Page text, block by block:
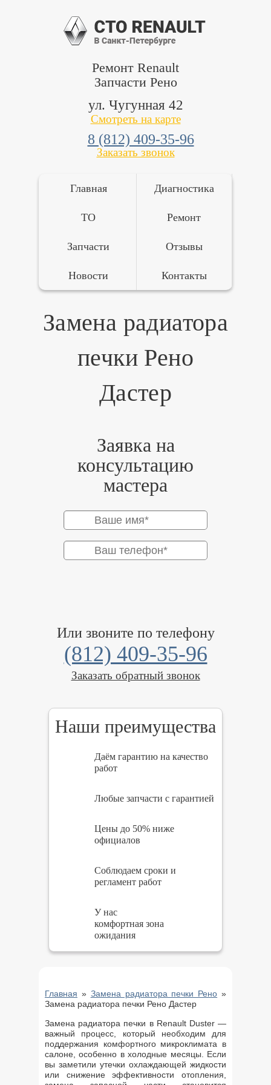
Ремонт Renault
Запчасти Рено
ул. Чугунная 42
Смотреть на карте
8 (812) 409-35-96
Заказать звонок
Главная
ТО
Диагностика
Ремонт
Запчасти Отзывы
Новости Контакты
Замена радиатора
печки Рено
Дастер
Заявка на
консультацию
мастера
Или звоните по телефону
(812) 409-35-96
Заказать обратный звонок
Наши преимущества
Даём гарантию на качество
работ
Любые запчасти с гарантией
Цены до 50% ниже
официалов
Соблюдаем сроки и
регламент работ
У нас
комфортная зона
ожидания
Главная » Замена радиатора печки Рено »
Замена радиатора печки Рено Дастер
Замена радиатора печки в Renault Duster —
важный процесс, который необходим для
поддержания комфортного микроклимата в
салоне, особенно в холодные месяцы. Если
вы заметили утечки охлаждающей жидкости
или снижение эффективности отопления,